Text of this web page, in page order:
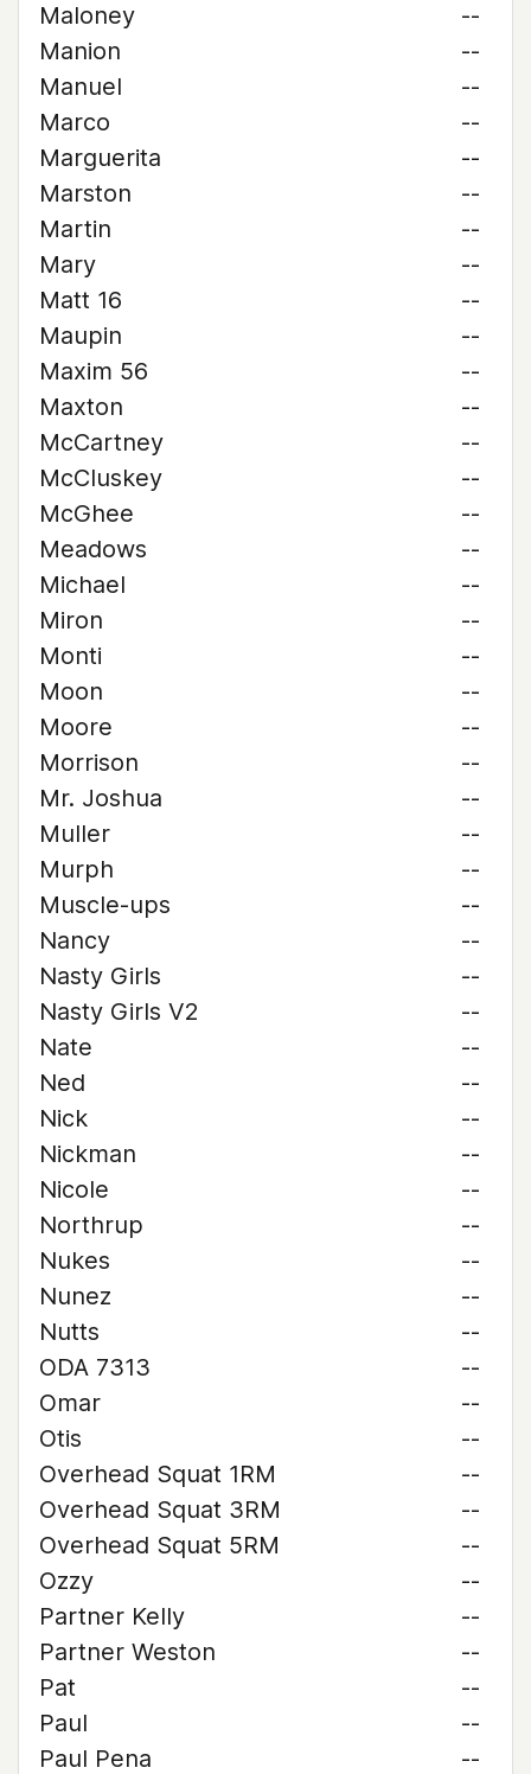
Maloney
--
Manion
--
Manuel
--
Marco
--
Marguerita
--
Marston
--
Martin
--
Mary
--
Matt 16
--
Maupin
--
Maxim 56
--
Maxton
--
McCartney
--
McCluskey
--
McGhee
--
Meadows
--
Michael
--
Miron
--
Monti
--
Moon
--
Moore
--
Morrison
--
Mr. Joshua
--
Muller
--
Murph
--
Muscle-ups
--
Nancy
--
Nasty Girls
--
Nasty Girls V2
--
Nate
--
Ned
--
Nick
--
Nickman
--
Nicole
--
Northrup
--
Nukes
--
Nunez
--
Nutts
--
ODA 7313
--
Omar
--
Otis
--
Overhead Squat 1RM
--
Overhead Squat 3RM
--
Overhead Squat 5RM
--
Ozzy
--
Partner Kelly
--
Partner Weston
--
Pat
--
Paul
--
Paul Pena
--